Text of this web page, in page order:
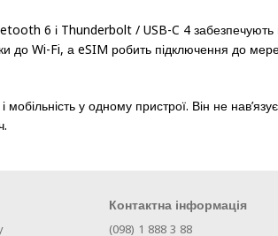
6 і Thunderbolt / USB-C 4
до Wi-Fi, а eSIM робить підключення до
у одному пристрої. Він не
Контактна інформація
(098) 1 888 3 88